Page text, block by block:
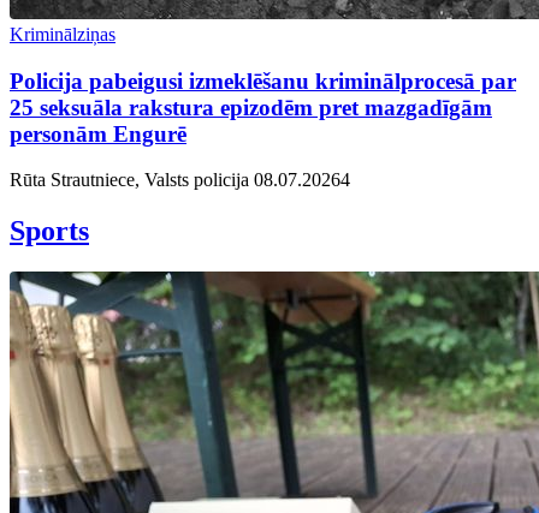
Kriminālziņas
Policija pabeigusi izmeklēšanu kriminālprocesā par
25 seksuāla rakstura epizodēm pret mazgadīgām
personām Engurē
Rūta Strautniece, Valsts policija 08.07.20264
Sports